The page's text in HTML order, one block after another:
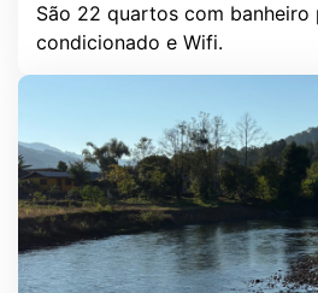
São 22 quartos com banheiro
condicionado e Wifi.